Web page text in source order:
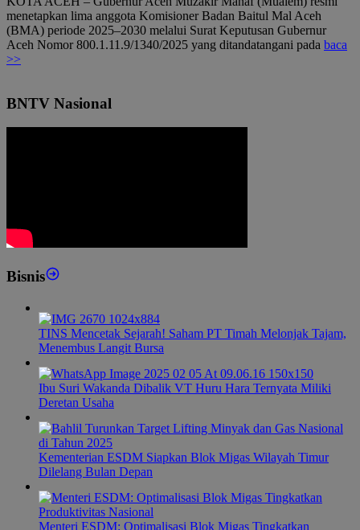
menetapkan lima anggota Komisioner Badan Baitul Mal Aceh
(BMA) periode 2025–2030 melalui Surat Keputusan Gubernur
Aceh Nomor 800.1.11.9/1340/2025 yang ditandatangani pada baca
>>
BNTV Nasional
Bisnis
TINS Mencetak Sejarah! Saham PT Timah Melonjak Tajam,
Menembus Langit Bursa
Ibu Suri Wakanda Dibalik VT Huru Hara Ternyata Miliki
Deretan Usaha
Kementerian ESDM Siapkan Blok Migas Wilayah Timur
Dilelang Bulan Depan
Menteri ESDM: Optimalisasi Blok Migas Tingkatkan